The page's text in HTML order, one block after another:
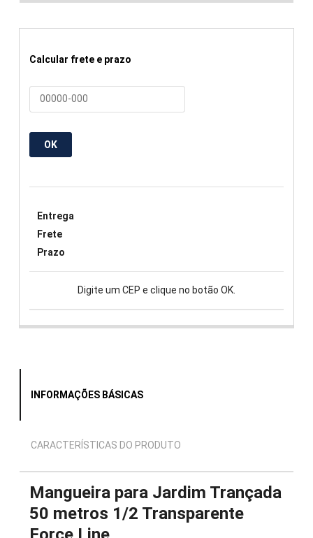
Calcular frete e prazo
OK
Entrega
Frete
Prazo
Digite um CEP e clique no botão OK.
INFORMAÇÕES BÁSICAS
CARACTERÍSTICAS DO PRODUTO
Mangueira para Jardim Trançada
50 metros 1/2 Transparente